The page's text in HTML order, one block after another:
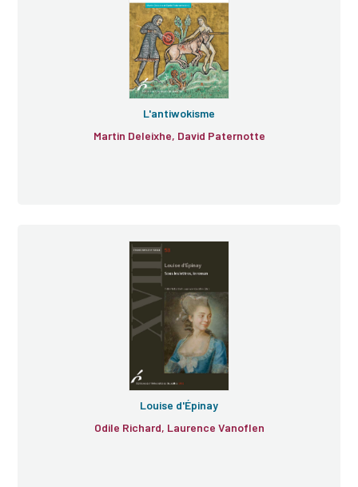
L'antiwokisme
Martin Deleixhe, David Paternotte
Louise d'Épinay
Odile Richard, Laurence Vanoflen